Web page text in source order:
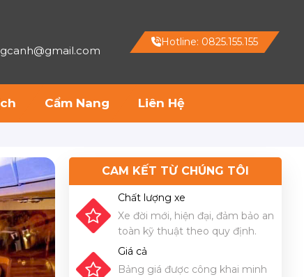
Hotline: 0825.155.155
Cẩm Nang Liên Hệ
CAM KẾT TỪ CHÚNG TÔI
Chất lượng xe
Xe đời mới, hiện đại, đảm bảo an
toàn kỹ thuật theo quy định.
Giá cả
Bảng giá được công khai minh